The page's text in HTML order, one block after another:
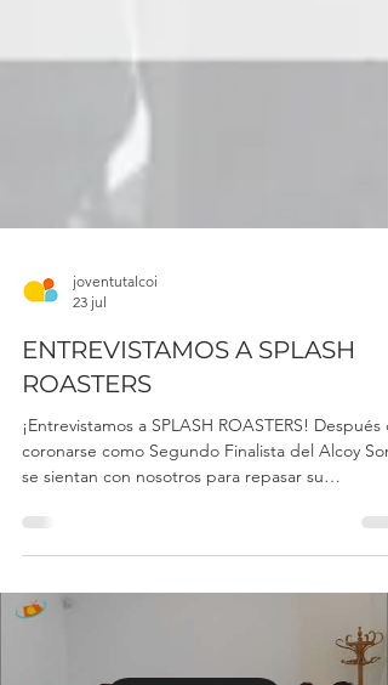
23 jul
ENTREVISTAMOS A SPLASH
ROASTERS
¡Entrevistamos a SPLASH ROASTERS! Después
se sientan con nosotros para repasar su
historia y todo el que está para venir de la mano
de su formación al completo: Néstor Cloquell,
Marcos Lloret, Ropero Pérez, Marc Sansalvador y
Liberto Blanes. ¡Si quieres vibrar con su energía,